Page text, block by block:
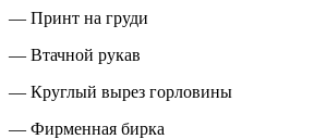
— Принт на груди
— Втачной рукав
— Круглый вырез горловины
— Фирменная бирка